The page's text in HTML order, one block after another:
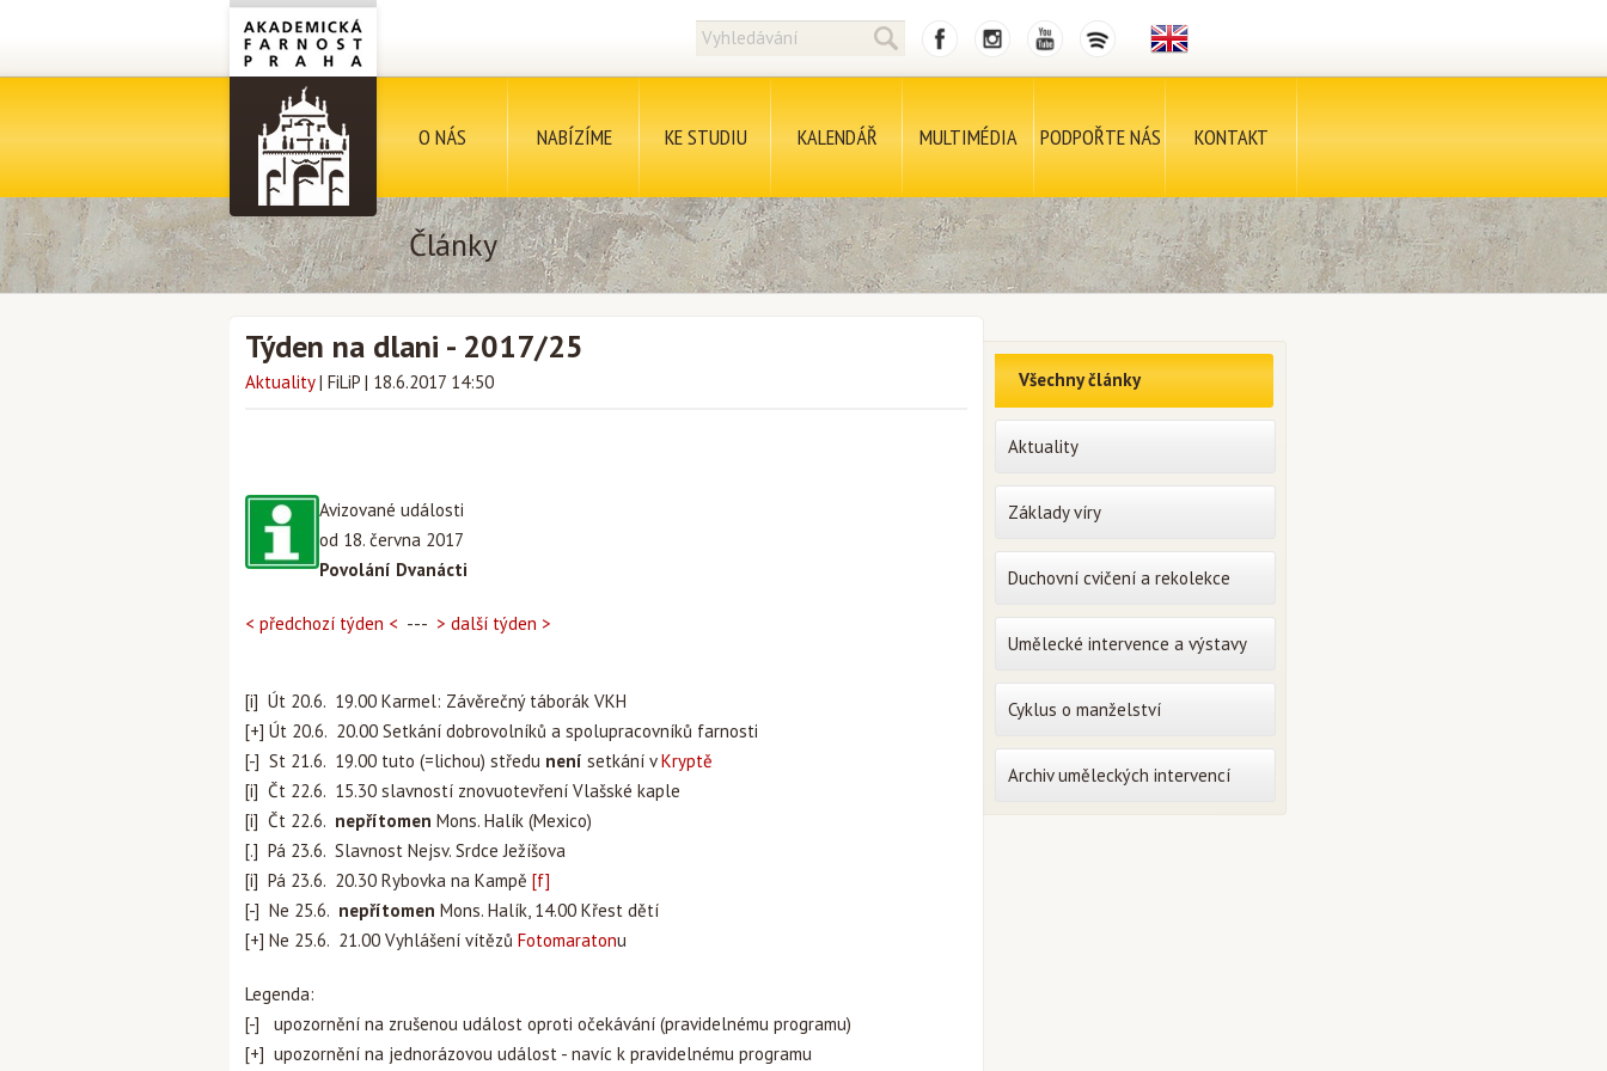
O NÁS NABÍZÍME KE STUDIU KALENDÁŘ MULTIMÉDIA PODPOŘTE NÁS KONTAKT
Články
Týden na dlani - 2017/25
Aktuality | FiLiP | 18.6.2017 14:50
Avizované události
od 18. června 2017
Povolání Dvanácti
< předchozí týden < --- > další týden >
[i] Út 20.6. 19.00 Karmel: Závěrečný táborák VKH
[+] Út 20.6. 20.00 Setkání dobrovolníků a spolupracovníků farnosti
[-] St 21.6. 19.00 tuto (=lichou) středu není setkání vKryptě
[i] Čt 22.6. 15.30 slavností znovuotevření Vlašské kaple
[i] Čt 22.6. nepřítomen Mons. Halík (Mexico)
[.] Pá 23.6. Slavnost Nejsv. Srdce Ježíšova
[i] Pá 23.6. 20.30 Rybovka na Kampě [f]
[-] Ne 25.6. nepřítomen Mons. Halík, 14.00 Křest dětí
[+] Ne 25.6. 21.00 Vyhlášení vítězů Fotomaratonu
Legenda:
[-] upozornění na zrušenou událost oproti očekávání (pravidelnému programu)
[+] upozornění na jednorázovou událost - navíc k pravidelnému programu
Všechny články
Aktuality
Základy víry
Duchovní cvičení a rekolekce
Umělecké intervence a výstavy
Cyklus o manželství
Archiv uměleckých intervencí